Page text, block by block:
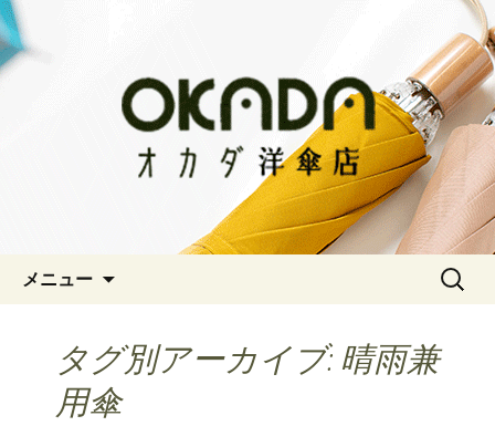
オカダ洋傘店
神戸三宮の老舗 オシャレな傘をお求
めならオカダ洋傘店
メニュー
検
タグ別アーカイブ: 晴雨兼
用傘